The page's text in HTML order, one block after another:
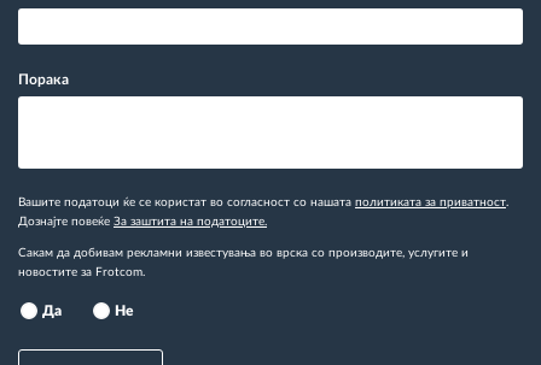
Порака
Вашите податоци ќе се користат во согласност со нашата политиката за приватност
Дознајте повеќе За заштита на податоците.
Сакам да добивам рекламни известувања во врска со производите, услугите и
новостите за Frotcom.
Да Не